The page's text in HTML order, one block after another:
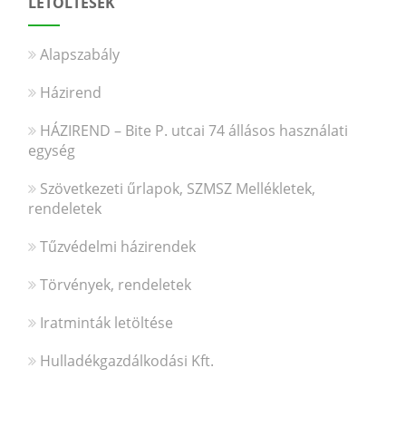
Alapszabály
Házirend
HÁZIREND – Bite P. utcai 74 állásos használati
egység
Szövetkezeti űrlapok, SZMSZ Mellékletek,
rendeletek
Tűzvédelmi házirendek
Törvények, rendeletek
Iratminták letöltése
Hulladékgazdálkodási Kft.